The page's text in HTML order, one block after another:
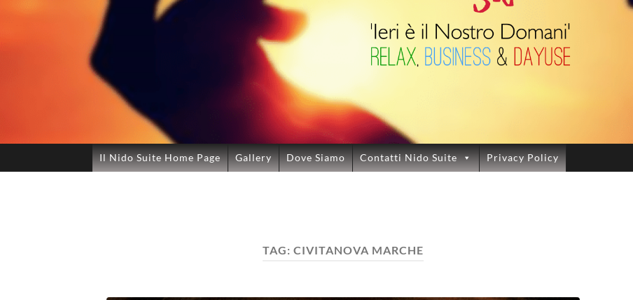
Il Nido Suite Home Page Gallery Dove Siamo Contatti Nido Suite Privacy Policy
TAG: CIVITANOVA MARCHE